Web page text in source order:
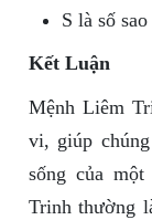
S là số
Kết Luận
Mệnh Liêm
vi, giúp
sống của
Trinh thường